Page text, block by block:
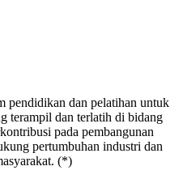
pendidikan dan pelatihan untuk
terampil dan terlatih di bidang
pada pembangunan
pertumbuhan industri dan
(*)